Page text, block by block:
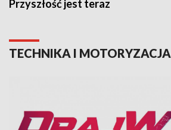
Przyszłość jest teraz
TECHNIKA I MOTORYZACJA